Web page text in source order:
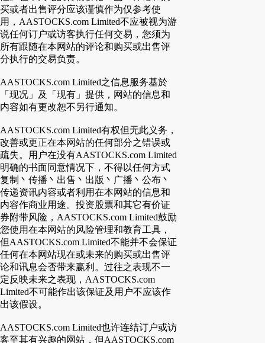
买或者出售评分应该谨慎作为仅参考使
用，AASTOCKS.com Limited不应被视为游
说任何订户或访客执行任何交易，您须为
所有跟随在本网站的评论和购买或出售评
分执行的交易负责。
AASTOCKS.com Limited之信息服务基於
「现况」及「现有」提供，网站的信息和
内容如有更改恕不另行通知。
AASTOCKS.com Limited有权但无此义务，
改善或更正在本网站的任何部分之错误或
疏失。用户在没有AASTOCKS.com Limited
明确的书面同意情况下，不得以任何方式
复制丶传播丶出售丶出版丶广播丶公布丶
传递资讯内容或者利用在本网站的信息和
内容作商业用途。投资股票和其它有价证
券附带风险，AASTOCKS.com Limited鼓励
您使用在本网站的风险管理和教育工具，
但AASTOCKS.com Limited不能并不会保证
任何在本网站现在或未来的购买或出售评
论和讯息会否带来赢利。过往之表现不一
定反映未来之表现，AASTOCKS.com
Limited不可能作出该保证及用户不应该作
出该假设。
AASTOCKS.com Limited也许连结订户或访
客至其有兴趣的网站，但AASTOCKS.com